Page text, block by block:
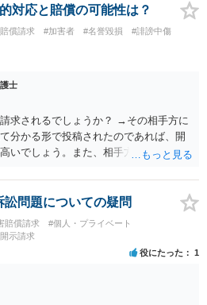
する可能性がございます。 また、本件
保存期間の問題もございます。 開示請
それだけでは足りず、実務を踏まえた
。
対応と賠償の可能性は？
償請求 #加害者 #名誉毀損
#誹謗中傷
士
求されるでしょうか？ →その相手方に
分かる形で投稿されたのであれば、開
いでしょう。また、相手方の投稿した
求が進むと、投稿に使った回線の契約
れます。アカウント情報開示の場合
意見照会がなされます。 また、された
。 →ケースバイケースであり、数万円
ょう。裁判外であれば交渉して相手方
問題についての疑問
賠償請求
#個人・プライベート
示請求
役にたった 1